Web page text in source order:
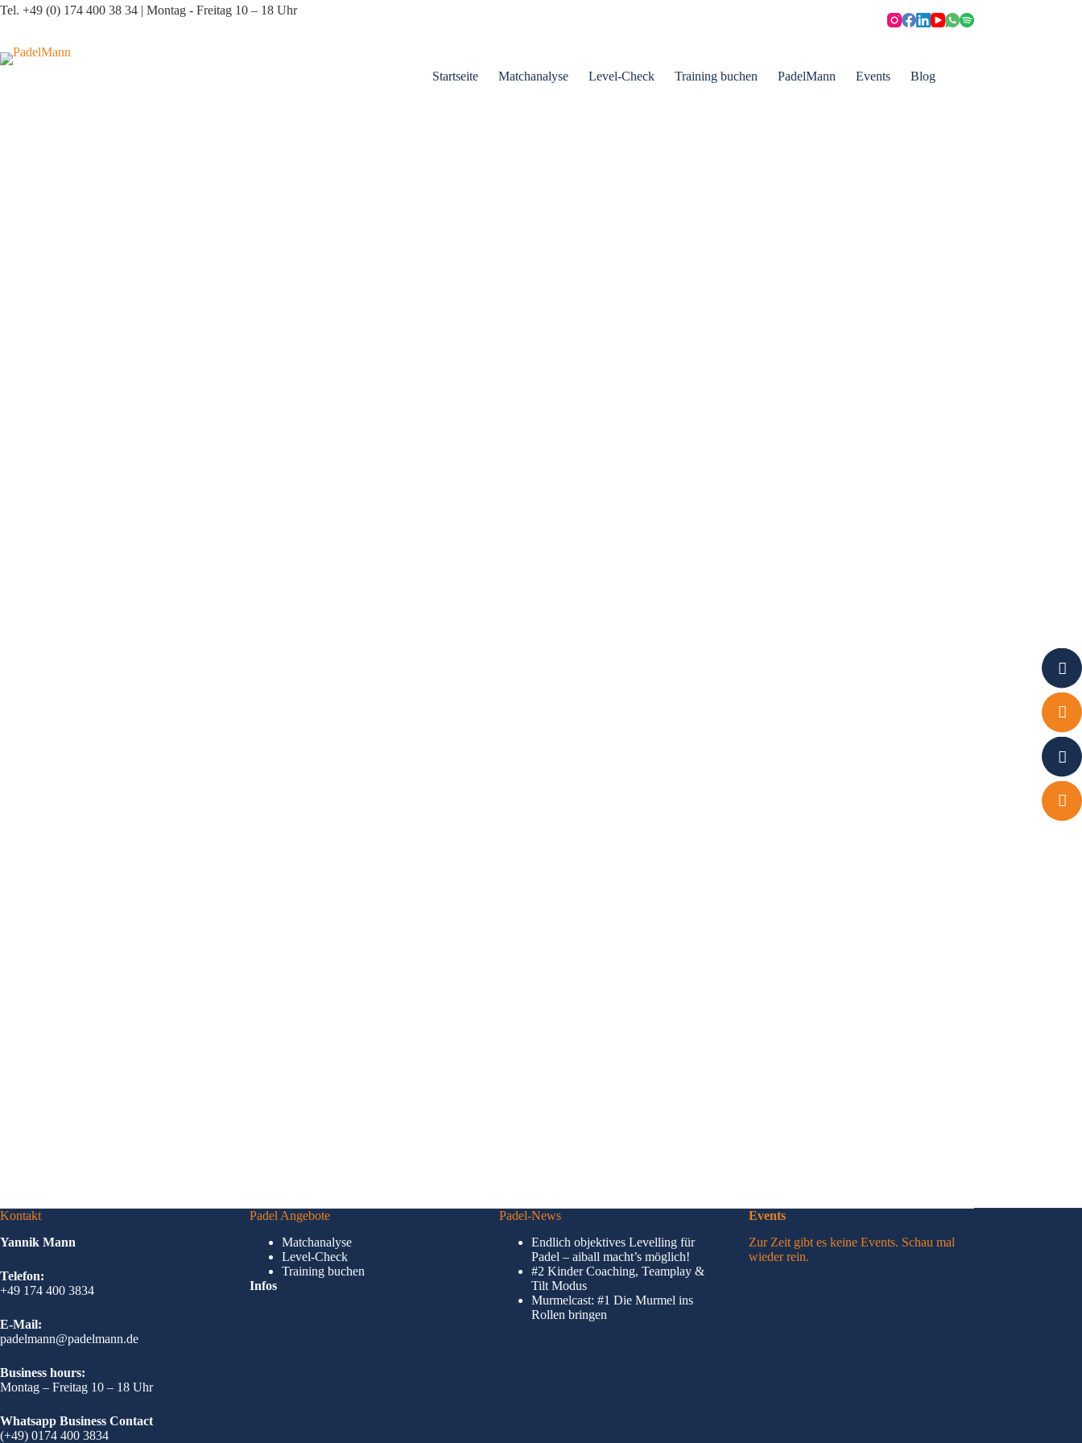
Zum
Tel. +49 (0) 174 400 38 34 | Montag - Freitag 10 – 18 Uhr
Startseite Matchanalyse Level-Check Training buchen PadelMann Events Blog
Kontakt
Yannik Mann
Telefon:
+49 174 400 3834
E-Mail:
padelmann@padelmann.de
Business hours:
Montag – Freitag 10 – 18 Uhr
Whatsapp Business Contact
(+49) 0174 400 3834
Padel Angebote
Matchanalyse
Level-Check
Training buchen
Infos
Padel-News
Endlich objektives Levelling für
Padel – aiball macht’s möglich!
#2 Kinder Coaching, Teamplay &
Tilt Modus
Murmelcast: #1 Die Murmel ins
Rollen bringen
Events
Zur Zeit gibt es keine Events. Schau mal
wieder rein.